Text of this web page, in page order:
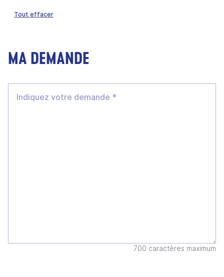
Tout effacer
MA DEMANDE
700 caractères maximum